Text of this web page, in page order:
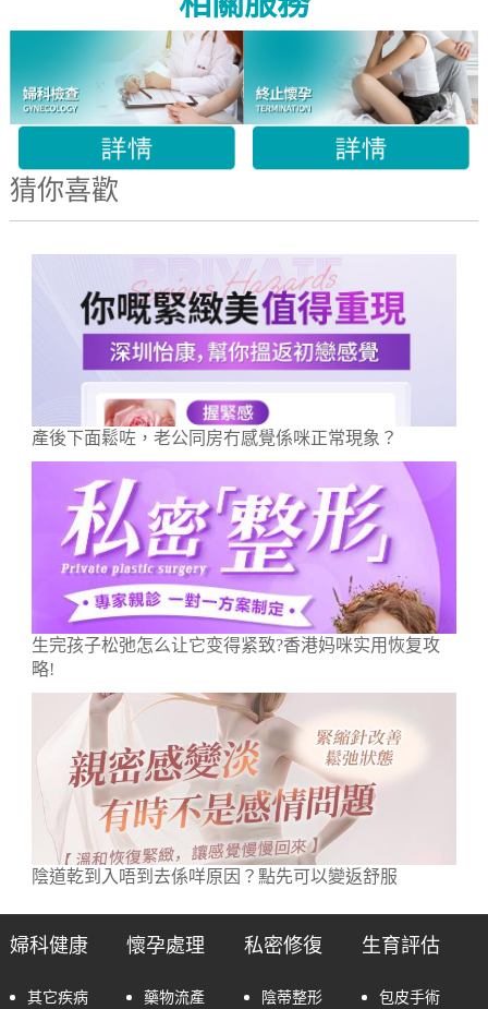
猜你喜歡
產後下面鬆咗，老公同房冇感覺係咪正常現象？
生完孩子松弛怎么让它变得紧致?香港妈咪实用恢复攻
略!
陰道乾到入唔到去係咩原因？點先可以變返舒服
婦科健康
其它疾病
懷孕處理
藥物流產
私密修復
陰蒂整形
生育評估
包皮手術